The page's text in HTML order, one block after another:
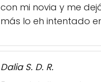
con mi novia y me
más lo eh intentado
Dalia S. D. R.